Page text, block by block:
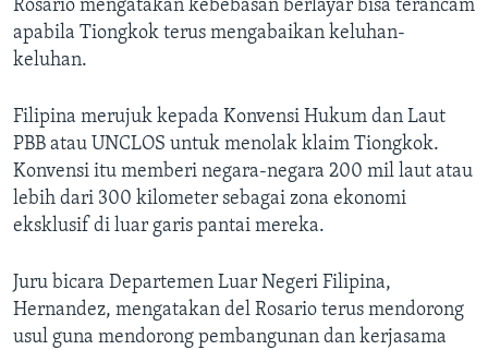
Rosario mengatakan kebebasan berlayar bisa terancam
apabila Tiongkok terus mengabaikan keluhan-
keluhan.
Filipina merujuk kepada Konvensi Hukum dan Laut
PBB atau UNCLOS untuk menolak klaim Tiongkok.
Konvensi itu memberi negara-negara 200 mil laut atau
lebih dari 300 kilometer sebagai zona ekonomi
eksklusif di luar garis pantai mereka.
Juru bicara Departemen Luar Negeri Filipina,
Hernandez, mengatakan del Rosario terus mendorong
usul guna mendorong pembangunan dan kerjasama